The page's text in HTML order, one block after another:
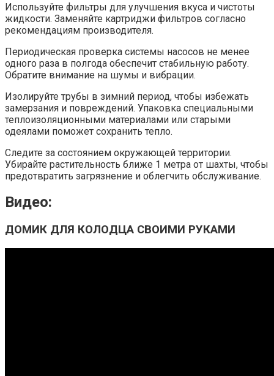
Используйте фильтры для улучшения вкуса и чистоты
жидкости. Заменяйте картриджи фильтров согласно
рекомендациям производителя.
Периодическая проверка системы насосов не менее
одного раза в полгода обеспечит стабильную работу.
Обратите внимание на шумы и вибрации.
Изолируйте трубы в зимний период, чтобы избежать
замерзания и повреждений. Упаковка специальными
теплоизоляционными материалами или старыми
одеялами поможет сохранить тепло.
Следите за состоянием окружающей территории.
Убирайте растительность ближе 1 метра от шахты, чтобы
предотвратить загрязнение и облегчить обслуживание.
Видео:
ДОМИК ДЛЯ КОЛОДЦА СВОИМИ РУКАМИ